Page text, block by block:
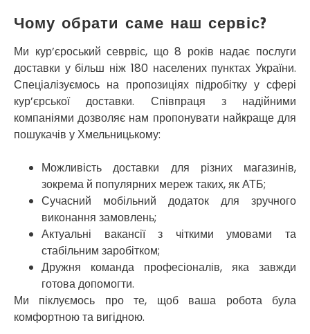
Чому обрати саме наш сервіс?
Ми кур’єроський севрвіс, що 8 років надає послуги
доставки у більш ніж 180 населених пунктах України.
Спеціалізуємось на пропозиціях підробітку у сфері
кур’єрської доставки. Співпраця з надійними
компаніями дозволяє нам пропонувати найкраще для
пошукачів у Хмельницькому:
Можливість доставки для різних магазинів,
зокрема й популярних мереж таких, як АТБ;
Сучасний мобільний додаток для зручного
виконання замовлень;
Актуальні вакансії з чіткими умовами та
стабільним заробітком;
Дружня команда професіоналів, яка завжди
готова допомогти.
Ми піклуємось про те, щоб ваша робота була
комфортною та вигідною.
Сокільники
Старокостянтинів
Старі Петрівці
Стебник
Стоянка
Стрий
Суми
Святопетрівське
Тальне
Тарасівка
Тернопіль
Тернівка
Трускавець
Тульчин
Українка
Умань
Ужгород
Узин